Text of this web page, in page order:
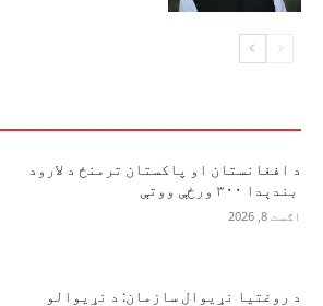
د افغانستان او پاکستان ترمنځ د لارود
بندېدا ۳۰۰ ورځې ووتې
اګست 8, 2026
د روغتیا نړیوال سازمان: د نړیوالو